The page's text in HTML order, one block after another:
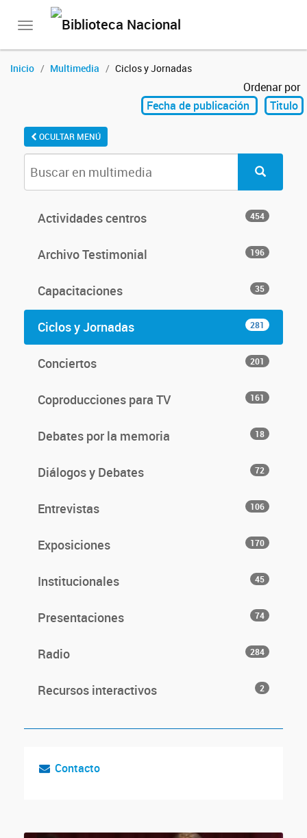
Toggle
Inicio Multimedia Ciclos y Jornadas
Ordenar por
Fecha de publicación
Titulo
OCULTAR MENÚ
Actividades centros 454
Archivo Testimonial 196
Capacitaciones 35
Ciclos y Jornadas 281
Conciertos 201
Coproducciones para TV 161
Debates por la memoria 18
Diálogos y Debates 72
Entrevistas 106
Exposiciones 170
Institucionales 45
Presentaciones 74
Radio 284
Recursos interactivos 2
Contacto